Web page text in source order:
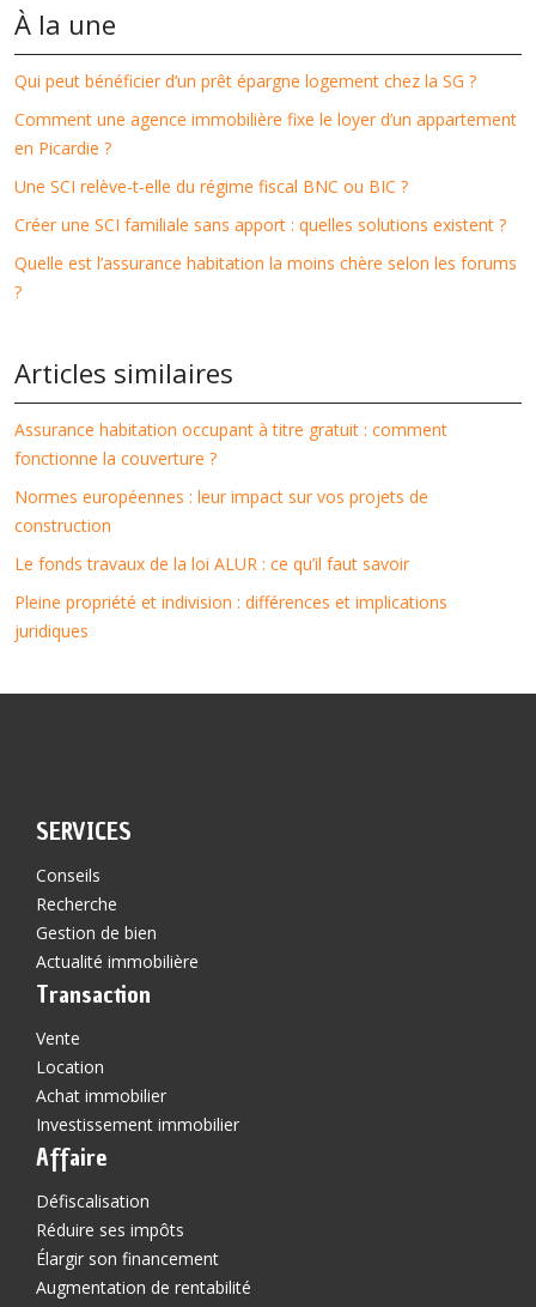
À la une
Qui peut bénéficier d’un prêt épargne logement chez la SG ?
Comment une agence immobilière fixe le loyer d’un appartement
en Picardie ?
Une SCI relève-t-elle du régime fiscal BNC ou BIC ?
Créer une SCI familiale sans apport : quelles solutions existent ?
Quelle est l’assurance habitation la moins chère selon les forums
?
Articles similaires
Assurance habitation occupant à titre gratuit : comment
fonctionne la couverture ?
Normes européennes : leur impact sur vos projets de
construction
Le fonds travaux de la loi ALUR : ce qu’il faut savoir
Pleine propriété et indivision : différences et implications
juridiques
SERVICES
Conseils
Recherche
Gestion de bien
Actualité immobilière
Transaction
Vente
Location
Achat immobilier
Investissement immobilier
Affaire
Défiscalisation
Réduire ses impôts
Élargir son financement
Augmentation de rentabilité